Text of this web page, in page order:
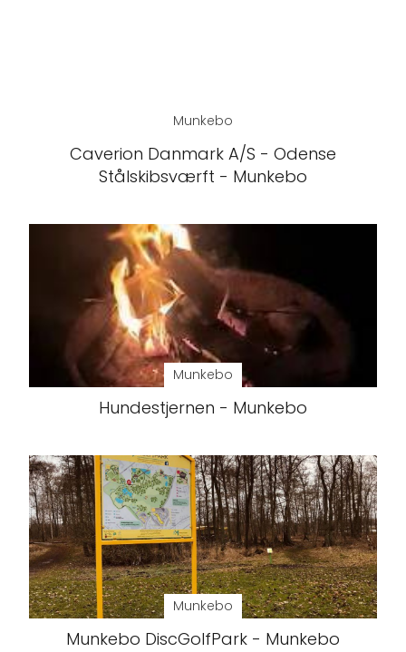
Munkebo
Caverion Danmark A/S - Odense
Stålskibsværft - Munkebo
Munkebo
Hundestjernen - Munkebo
Munkebo
Munkebo DiscGolfPark - Munkebo